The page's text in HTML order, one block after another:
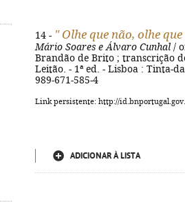
14 - " Olhe que não, olhe
Mário Soares e Álvaro Cunhal /
Brandão de Brito ; transcrição
Leitão. - 1ª ed. - Lisboa : Tinta-
989-671-585-4
Link persistente: http://
ADICIONAR À LISTA